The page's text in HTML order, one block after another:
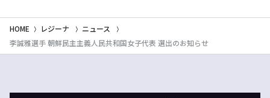
HOME レジーナ
ニュース
李誠雅選手 朝鮮民主主義人民共和国女子代表 選出のお知らせ